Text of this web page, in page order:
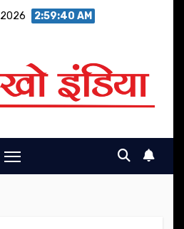
2026 2:59:41 AM